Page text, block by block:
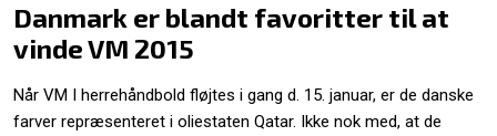
Danmark er blandt favoritter til at
vinde VM 2015
Når VM I herrehåndbold fløjtes i gang d. 15. januar, er de danske
farver repræsenteret i oliestaten Qatar. Ikke nok med, at de